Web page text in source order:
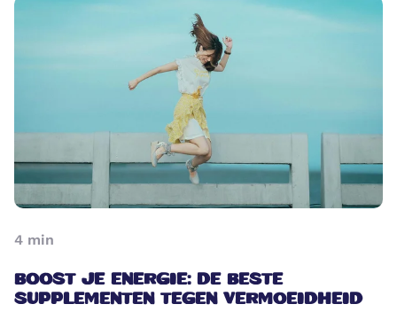
4 min
BOOST JE ENERGIE: DE BESTE
SUPPLEMENTEN TEGEN VERMOEIDHEID